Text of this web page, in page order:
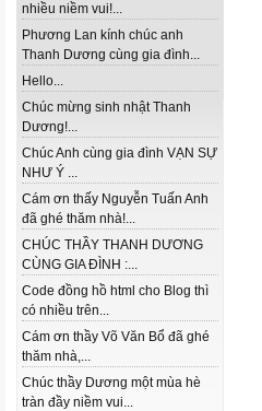
nhiều niềm vui!...
Phương Lan kính chúc anh
Thanh Dương cùng gia đình...
Hello...
Chúc mừng sinh nhật Thanh
Dương!...
Chúc Anh cùng gia đình VẠN SỰ
NHƯ Ý ...
Cám ơn thấy Nguyễn Tuấn Anh
đã ghé thăm nhà!...
CHÚC THẦY THANH DƯƠNG
CÙNG GIA ĐÌNH :...
Code đồng hồ html cho Blog thì
có nhiều trên...
Cám ơn thầy Võ Văn Bổ đã ghé
thăm nhà,...
Chúc thầy Dương một mùa hè
tràn đầy niềm vui...